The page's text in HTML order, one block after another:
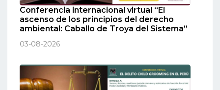
Conferencia internacional virtual “El
ascenso de los principios del derecho
ambiental: Caballo de Troya del Sistema”
03-08-2026